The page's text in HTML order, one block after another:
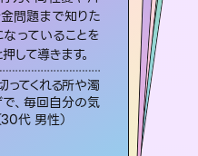
問題まで知りた
っていることを
して導きます。
ってくれる所や濁
、毎回自分の気
代 男性）
就へと導きます。
アドバイス通りに行
てきました。ありが
40代 女性）
アドバイスします。
ュー
や人間関係、本心など
いてびっくり。対策が
なれます（40代）
なるあの人の気持ち」まで丁寧に読み解き、恋や人生のヒントを優しく引き出します。
ビュー
が嘘みたいに晴れまし
ていらっしゃるんだなと
40代 女性）
策をお伝えします。
レビュー
もしっかり聞いて鑑定して
た。気持ちが楽になりまし
性）
、復縁、成就などの報告実績
ラピストとして2万超の施術経
からこそできる鑑定で、より良
サポートします。
ーレビュー
まる鑑定でした。しかもこち
っていないのに視えていらっ
と驚きです（30代女性）